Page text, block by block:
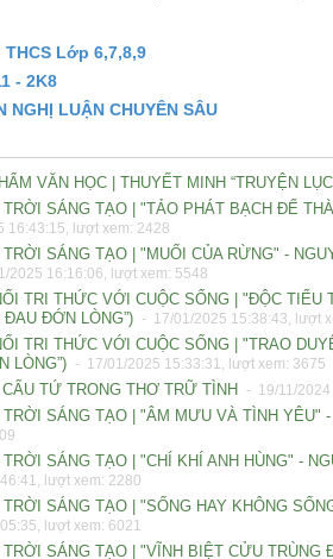
Lớp 6,7,8,9
- 2K8
NGHỊ LUẬN CHUYÊN SÂU
VĂN HỌC | THUYẾT MINH “TRUYỆN
SÁNG TẠO | "TẢO PHÁT BẠCH ĐẾ
16:43:15, lượt xem: 2428
SÁNG TẠO | "MUỐI CỦA RỪNG" -
2025 16:16:06, lượt xem: 5548
TRI THỨC VỚI CUỘC SỐNG | "ĐỘC TIỂU
ĐỚN LÒNG”) - 17/01/2025 15:38:43, lượt
TRI THỨC VỚI CUỘC SỐNG | "TRAO
LÒNG”) - 17/01/2025 15:33:31, lượt xem: 3675
TỨ TRONG THƠ TRỮ TÌNH - 19/11/
SÁNG TẠO | "ÂM MƯU VÀ TÌNH
SÁNG TẠO | "CHÍ KHÍ ANH HÙNG" -
lượt xem: 2280
SÁNG TẠO | "SỐNG HAY KHÔNG
lượt xem: 6021
SÁNG TẠO | "VĨNH BIỆT CỬU